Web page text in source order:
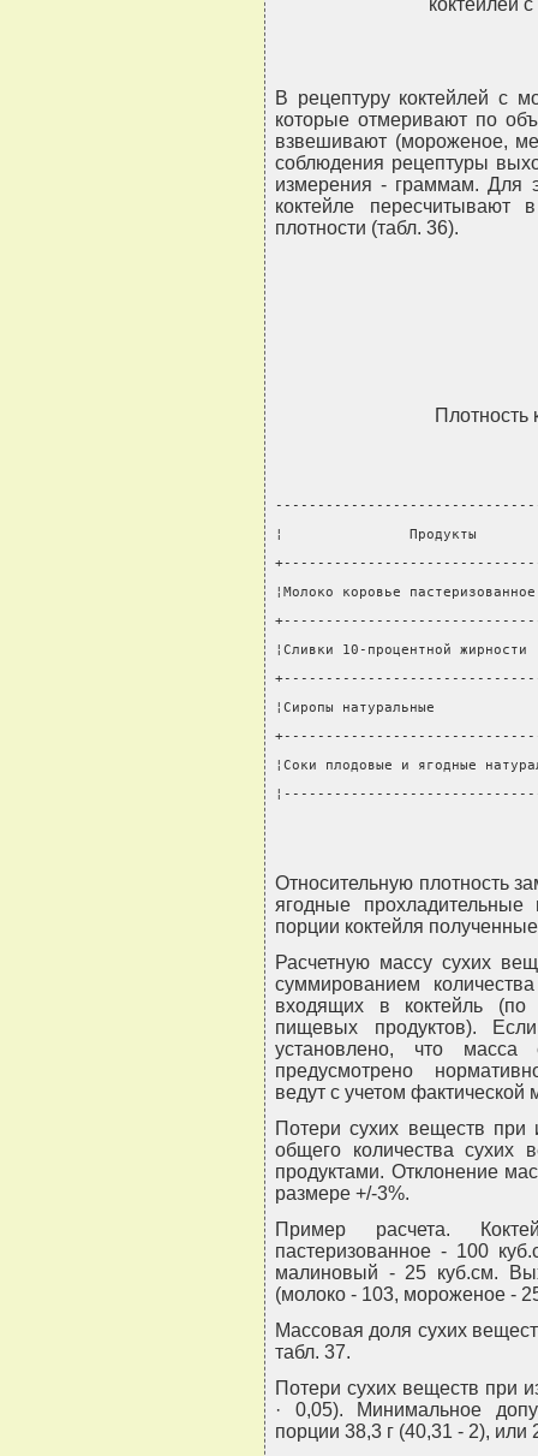
коктейлей
В рецептуру коктейлей с
которые отмеривают по
взвешивают (мороженое,
соблюдения рецептуры
измерения - граммам. Для
коктейле пересчитывают
плотности (табл. 36).
Плотность
¦               Продукты
¦Молоко коровье
¦Сливки 10-процентной
¦Сиропы натуральные
¦Соки плодовые и ягодные
Относительную плотность
ягодные
порции коктейля
Расчетную массу сухих
суммированием
входящих в коктейль (по
пищевых продуктов).
установлено, что
предусмотрено
ведут с учетом
Потери сухих веществ при
общего количества сухих
продуктами. Отклонение
размере +/-3%.
Пример расчета.
пастеризованное - 100
малиновый - 25 куб.см.
(молоко - 103, мороженое -
Массовая доля сухих
табл. 37.
Потери сухих веществ при
· 0,05). Минимальное
порции 38,3 г (40,31 - 2), или